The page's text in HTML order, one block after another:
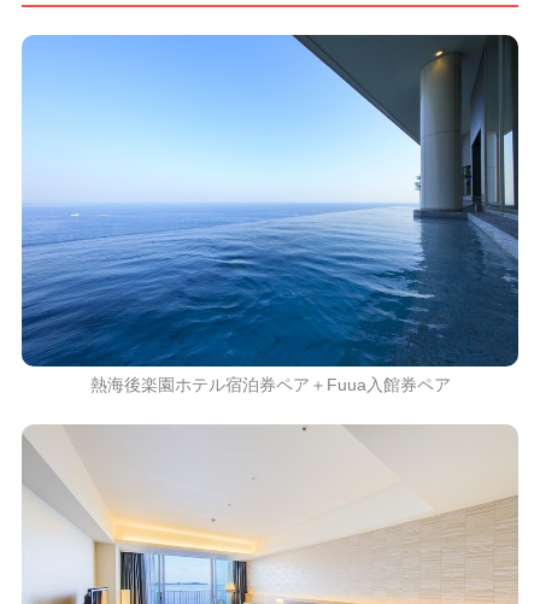
熱海後楽園ホテル宿泊券ペア＋Fuua入館券ペア